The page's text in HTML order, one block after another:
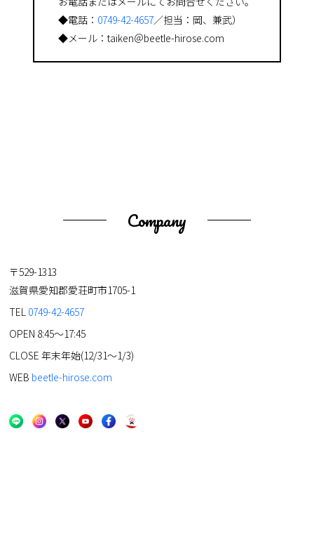
◆電話： 0749-42-4657／担当：岡、兼武）
◆メール：taiken＠beetle-hirose.com
Company
〒529-1313
滋賀県愛知郡愛荘町市1705-1
TEL 0749-42-4657
OPEN 8:45～17:45
CLOSE 年末年始(12/31～1/3)
WEB beetle-hirose.com